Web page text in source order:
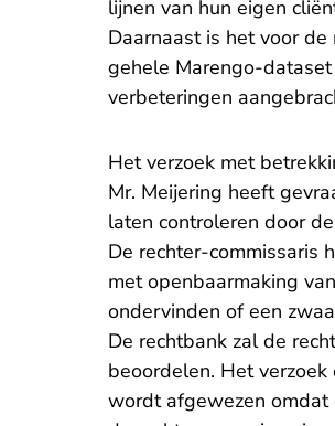
lijnen van hun eigen
Daarnaast is het voor
gehele Marengo-
verbeteringen
Het verzoek met
Mr. Meijering heeft
laten controleren door
De rechter-commissaris
met openbaarmaking
ondervinden of een
De rechtbank zal de
beoordelen. Het
wordt afgewezen omdat